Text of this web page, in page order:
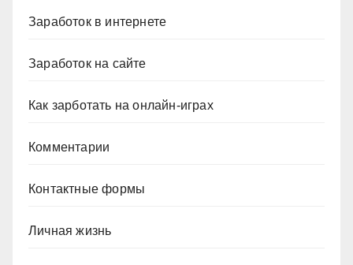
Заработок в интернете
Заработок на сайте
Как зарботать на онлайн-играх
Комментарии
Контактные формы
Личная жизнь